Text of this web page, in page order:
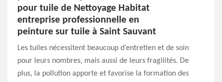
pour tuile de Nettoyage Habitat
entreprise professionnelle en
peinture sur tuile à Saint Sauvant
Les tuiles nécessitent beaucoup d’entretien et de soin
pour leurs nombres, mais aussi de leurs fragilités. De
plus, la pollution apporte et favorise la formation des